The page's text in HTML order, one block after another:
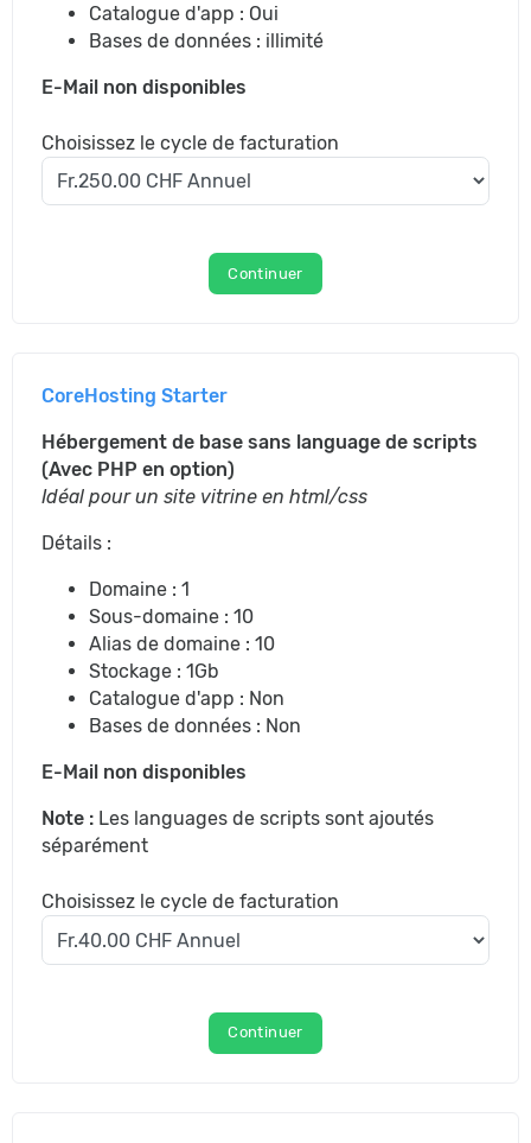
Catalogue d'app : Oui
Bases de données : illimité
E-Mail non disponibles
Choisissez le cycle de facturation
Continuer
CoreHosting Starter
Hébergement de base sans language de scripts
(Avec PHP en option)
Idéal pour un site vitrine en html/css
Détails :
Domaine : 1
Sous-domaine : 10
Alias de domaine : 10
Stockage : 1Gb
Catalogue d'app : Non
Bases de données : Non
E-Mail non disponibles
Note : Les languages de scripts sont ajoutés
séparément
Choisissez le cycle de facturation
Continuer